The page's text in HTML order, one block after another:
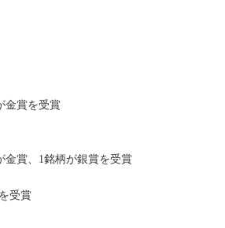
金賞を受賞
金賞、1銘柄が銀賞を受賞
受賞